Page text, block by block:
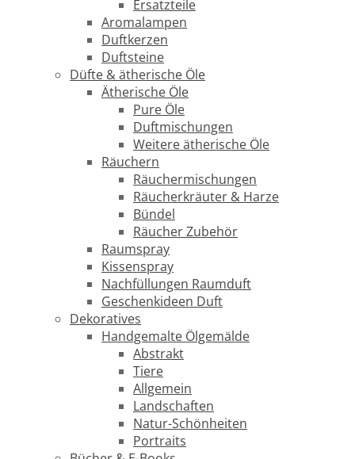
Ersatzteile
Aromalampen
Duftkerzen
Duftsteine
Düfte & ätherische Öle
Ätherische Öle
Pure Öle
Duftmischungen
Weitere ätherische Öle
Räuchern
Räuchermischungen
Räucherkräuter & Harze
Bündel
Räucher Zubehör
Raumspray
Kissenspray
Nachfüllungen Raumduft
Geschenkideen Duft
Dekoratives
Handgemalte Ölgemälde
Abstrakt
Tiere
Allgemein
Landschaften
Natur-Schönheiten
Portraits